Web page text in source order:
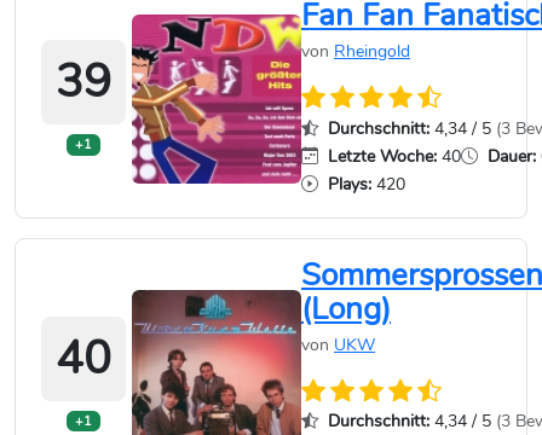
39
+1
Fan Fan
von Rheingold
Durchschnitt: 4,34 / 5 (3
Letzte Woche: 40 Dauer:
Plays: 420
40
+1
Sommersprossen
(Long)
von UKW
Durchschnitt: 4,34 / 5 (3